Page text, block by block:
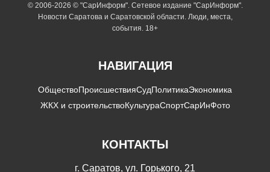
© 2006-2026 © "СарИнформ". Сетевое издание "СарИнформ".
Новости Саратова и Саратовской области. Люди, места,
события. 18+
НАВИГАЦИЯ
ОбществоПроисшествияСудПолитикаЭкономика
ЖКХ и строительствоКультураСпортСарИнФото
КОНТАКТЫ
г. Саратов, ул. Горького, 21